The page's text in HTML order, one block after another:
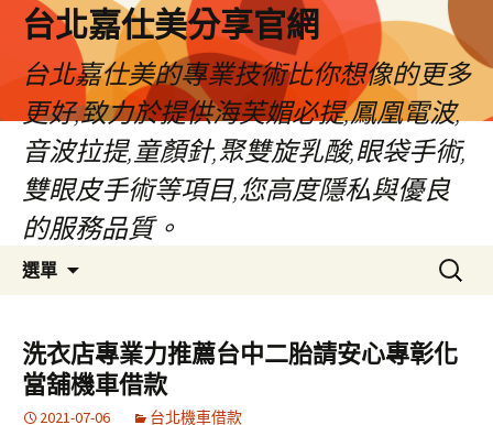
內
台北嘉仕美分享官網
台北嘉仕美的專業技術比你想像的更多
更好,致力於提供海芙媚必提,鳳凰電波,
音波拉提,童顏針,聚雙旋乳酸,眼袋手術,
雙眼皮手術等項目,您高度隱私與優良
的服務品質。
選單
搜
尋
鍵
字:
洗衣店專業力推薦台中二胎請安心專彰化
當舖機車借款
2021-07-06 台北機車借款